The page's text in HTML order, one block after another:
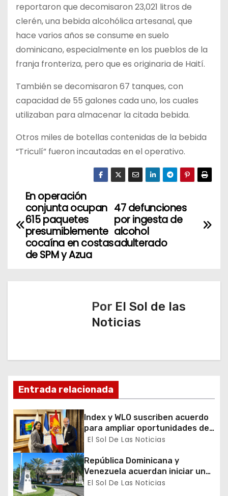
reportaron que decomisaron 23,021 litros de
clerén, una bebida alcohólica artesanal, que
hace varios años se consume en suelo
dominicano, especialmente en los pueblos de la
franja fronteriza, pero que es originaria de Haití.
También se decomisaron 67 tanques, con
capacidad de 55 galones cada uno, los cuales
utilizaban para almacenar la citada bebida.
Otros miles de botellas contenidas de la bebida
“Triculí” fueron incautadas en el operativo.
N
a
g
n
d
e
e
n
47 defunciones
por ingesta de
alcohol
adulterado
En operación
conjunta ocupan
615 paquetes
presumiblemente
cocaína en costas
de SPM y Azua
Por El Sol de las
Noticias
Entrada relacionada
Index y WLO suscriben acuerdo
para ampliar oportunidades de
formación de dominicanos en el
El Sol De Las Noticias
República Dominicana y
Venezuela acuerdan iniciar un
proceso de normalización
El Sol De Las Noticias